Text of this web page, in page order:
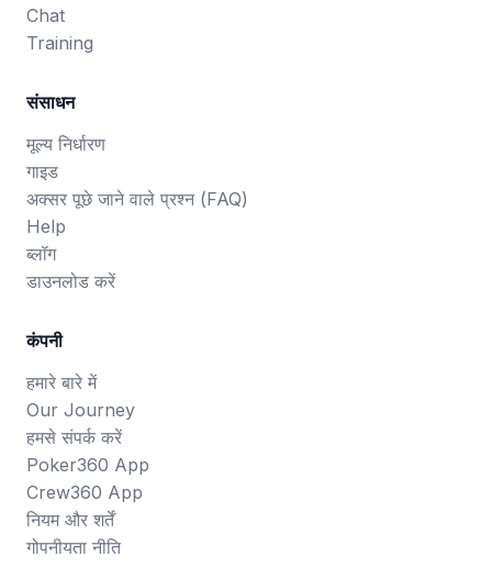
Chat
Training
संसाधन
मूल्य निर्धारण
गाइड
अक्सर पूछे जाने वाले प्रश्न (FAQ)
Help
ब्लॉग
डाउनलोड करें
कंपनी
हमारे बारे में
Our Journey
हमसे संपर्क करें
Poker360 App
Crew360 App
नियम और शर्तें
गोपनीयता नीति